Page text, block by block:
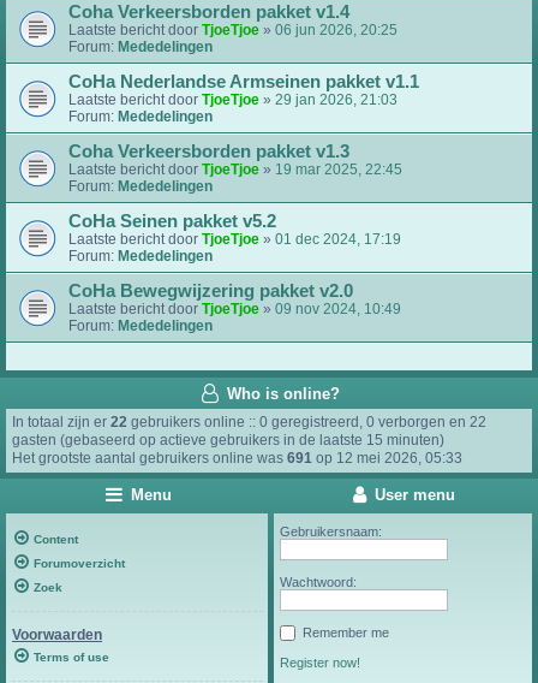
Coha Verkeersborden pakket v1.4
Laatste bericht door TjoeTjoe » 06 jun 2026, 20:25
Forum: Mededelingen
CoHa Nederlandse Armseinen pakket v1.1
Laatste bericht door TjoeTjoe » 29 jan 2026, 21:03
Forum: Mededelingen
Coha Verkeersborden pakket v1.3
Laatste bericht door TjoeTjoe » 19 mar 2025, 22:45
Forum: Mededelingen
CoHa Seinen pakket v5.2
Laatste bericht door TjoeTjoe » 01 dec 2024, 17:19
Forum: Mededelingen
CoHa Bewegwijzering pakket v2.0
Laatste bericht door TjoeTjoe » 09 nov 2024, 10:49
Forum: Mededelingen
Who is online?
In totaal zijn er 22 gebruikers online :: 0 geregistreerd, 0 verborgen en 22
gasten (gebaseerd op actieve gebruikers in de laatste 15 minuten)
Het grootste aantal gebruikers online was 691 op 12 mei 2026, 05:33
Menu
Content
Forumoverzicht
Zoek
Voorwaarden
Terms of use
User menu
Gebruikersnaam:
Wachtwoord:
Remember me
Register now!